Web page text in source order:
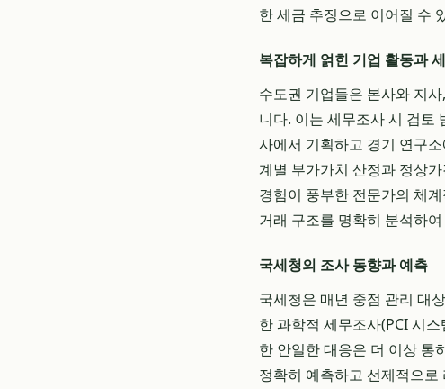
한 세금 추징으로 이어질 수
복잡하게 얽힌 기업 활동과
수도권 기업들은 본사와 지
니다. 이는 세무조사 시 검토
사에서 기획하고 경기 연구
계별 부가가치 산정과 정상
경험이 풍부한 전문가의 체
거래 구조를 명확히 분석하
국세청의 조사 동향과 예측
국세청은 매년 중점 관리 대
한 과학적 세무조사(PCI 시
한 안일한 대응은 더 이상 통
정확히 예측하고 선제적으